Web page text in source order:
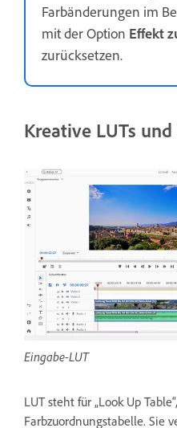
Farbänderungen im
mit der Option Effekt
zurücksetzen.
Kreative LUTs
Eingabe-LUT
LUT steht für „Look Up
Farbzuordnungstabelle. Sie